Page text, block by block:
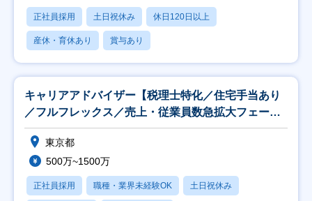
正社員採用 土日祝休み 休日120日以上
産休・育休あり 賞与あり
キャリアアドバイザー【税理士特化／住宅手当あり
／フルフレックス／売上・従業員数急拡大フェー
ズ】
東京都
500万~1500万
正社員採用 職種・業界未経験OK 土日祝休み